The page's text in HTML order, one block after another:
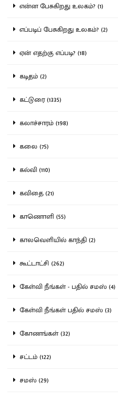
என்ன பேசுகிறது உலகம்? (1)
எப்படிப் பேசுகிறது உலகம்? (2)
ஏன் எதற்கு எப்படி? (18)
கடிதம் (2)
கட்டுரை (1335)
கலாச்சாரம் (198)
கலை (75)
கல்வி (110)
கவிதை (21)
காணொளி (55)
காலவெளியில் காந்தி (2)
கூட்டாட்சி (262)
கேள்வி நீங்கள் - பதில் சமஸ் (4)
கேள்வி நீங்கள் பதில் சமஸ் (3)
கோணங்கள் (32)
சட்டம் (122)
சமஸ் (29)